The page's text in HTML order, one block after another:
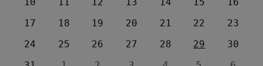
17
18 19 20 21 22
23
24
25 26 27 28 29
30